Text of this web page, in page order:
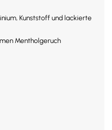
Kunststoff und lackierte
Mentholgeruch